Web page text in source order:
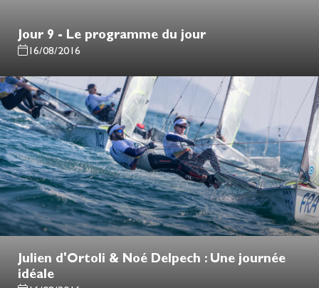
Jour 9 - Le programme du jour
16/08/2016
Julien d'Ortoli & Noé Delpech : Une journée
idéale